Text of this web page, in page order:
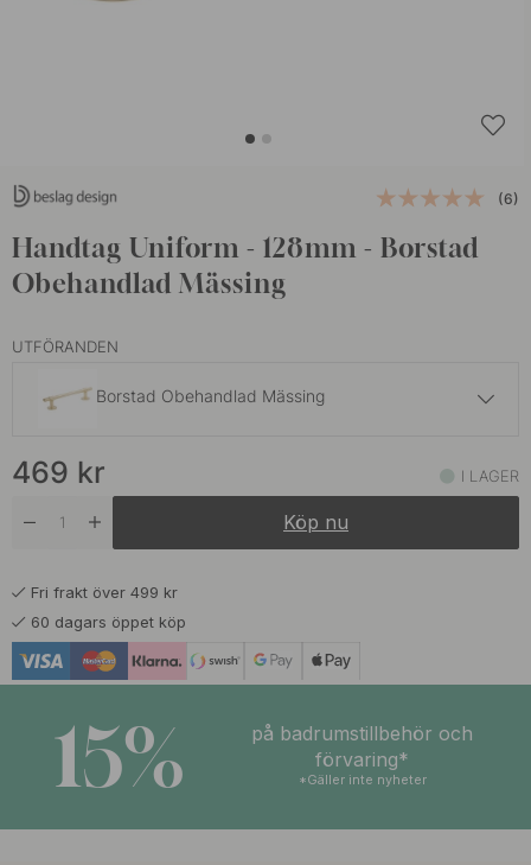
(6)
Handtag Uniform - 128mm - Borstad
Obehandlad Mässing
UTFÖRANDEN
Borstad Obehandlad Mässing
Borstat Rostfritt Stål På väg in
I lager
Ek/Svart
Förnicklad 469 kr
Mattsvart
469 kr
469 kr I LAGER
Köp nu
Fri frakt över 499 kr
60 dagars öppet köp
15%
på badrumstillbehör och
förvaring*
*Gäller inte nyheter